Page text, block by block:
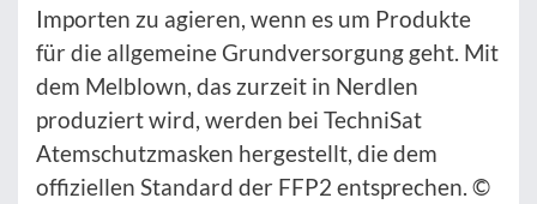
Importen zu agieren, wenn es um Produkte
für die allgemeine Grundversorgung geht. Mit
dem Melblown, das zurzeit in Nerdlen
produziert wird, werden bei TechniSat
Atemschutzmasken hergestellt, die dem
offiziellen Standard der FFP2 entsprechen. ©